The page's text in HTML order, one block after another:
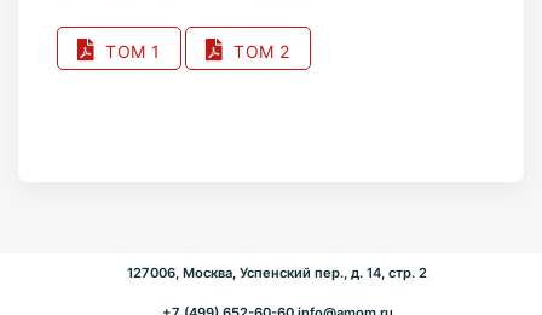
ТОМ 1 ТОМ 2
127006, Москва, Успенский пер., д. 14, стр. 2